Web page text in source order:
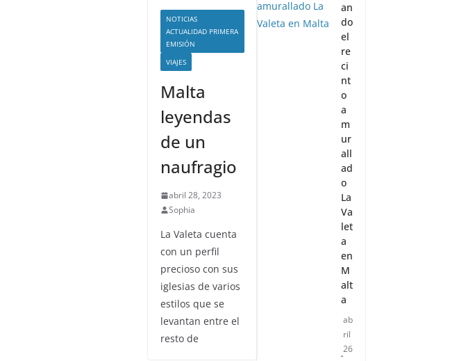
NOTICIAS
ACTUALIDAD PRIMERA
EMISIÓN
VIAJES
Malta
leyendas
de un
naufragio
abril 28, 2023
Sophia
La Valeta cuenta
con un perfil
precioso con sus
iglesias de varios
estilos que se
levantan entre el
resto de
an
do
el
re
ci
nt
o
a
m
ur
all
ad
o
La
Va
let
a
en
M
alt
a
ab
ril
26